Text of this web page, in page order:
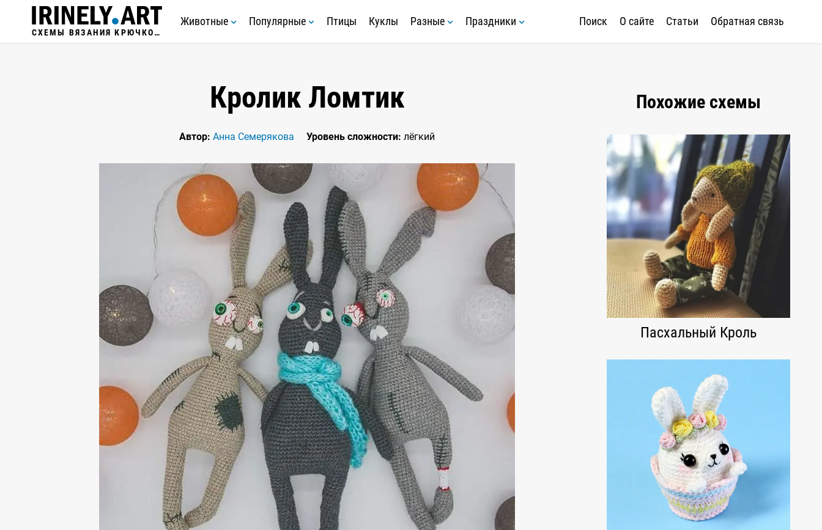
СХЕМЫ ВЯЗАНИЯ КРЮЧКОМ
Животные Популярные Птицы Куклы Разные Праздники Поиск О сайте Статьи Обратная связь
Кролик Ломтик
Автор: Анна Семерякова Уровень сложности: лёгкий
Похожие схемы
Пасхальный Кроль